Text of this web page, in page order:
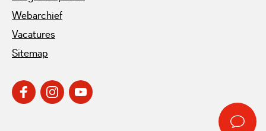
Webarchief
Vacatures
Sitemap